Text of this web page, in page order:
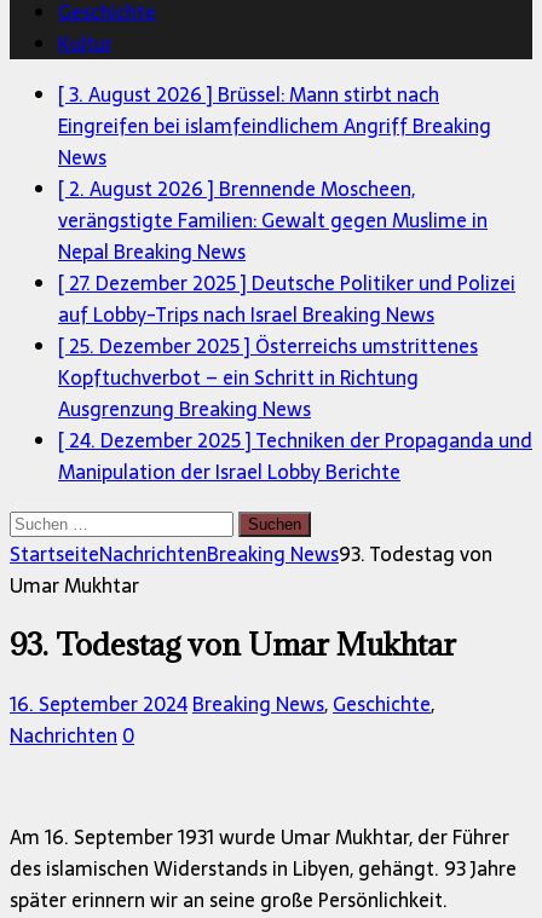
Geschichte
Kultur
[ 3. August 2026 ] Brüssel: Mann stirbt nach
Eingreifen bei islamfeindlichem AngriffBreaking
News
[ 2. August 2026 ] Brennende Moscheen,
verängstigte Familien: Gewalt gegen Muslime in
Nepal Breaking News
[ 27. Dezember 2025 ] Deutsche Politiker und Polizei
auf Lobby-Trips nach Israel Breaking News
[ 25. Dezember 2025 ] Österreichs umstrittenes
Kopftuchverbot – ein Schritt in Richtung
Ausgrenzung Breaking News
[ 24. Dezember 2025 ]Techniken der Propaganda und
Manipulation der Israel LobbyBerichte
Suchen
nach:
StartseiteNachrichtenBreaking News93. Todestag von
Umar Mukhtar
93. Todestag von Umar Mukhtar
16. September 2024Breaking News,Geschichte,
Nachrichten0
Am 16. September 1931 wurde Umar Mukhtar, der Führer
des islamischen Widerstands in Libyen, gehängt. 93 Jahre
später erinnern wir an seine große Persönlichkeit.